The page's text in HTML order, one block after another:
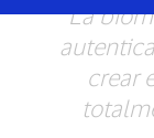
La
crear